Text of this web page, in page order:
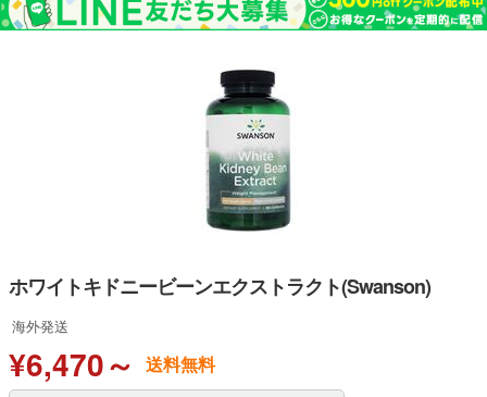
ホワイトキドニービーンエクストラクト(Swanson)
海外発送
¥6,470～ 送料無料